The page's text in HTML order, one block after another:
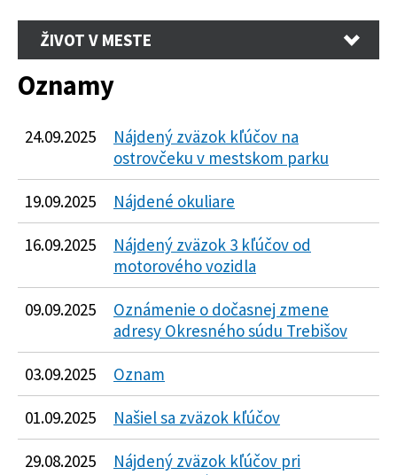
ŽIVOT V MESTE
Oznamy
24.09.2025
Nájdený zväzok kľúčov na
ostrovčeku v mestskom parku
19.09.2025 Nájdené okuliare
16.09.2025
Nájdený zväzok 3 kľúčov od
motorového vozidla
09.09.2025
Oznámenie o dočasnej zmene
adresy Okresného súdu Trebišov
03.09.2025 Oznam
01.09.2025 Našiel sa zväzok kľúčov
29.08.2025
Nájdený zväzok kľúčov pri